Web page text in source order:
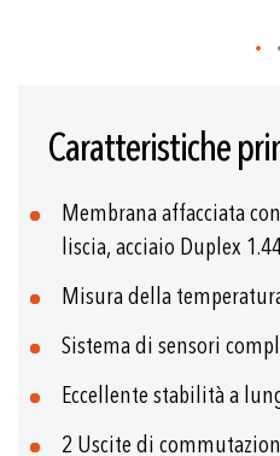
galleria
immagini
Caratteristiche
Membrana affacciata
liscia, acciaio Duplex
Misura della
Sistema di sensori
Eccellente stabilità a
2 Uscite di